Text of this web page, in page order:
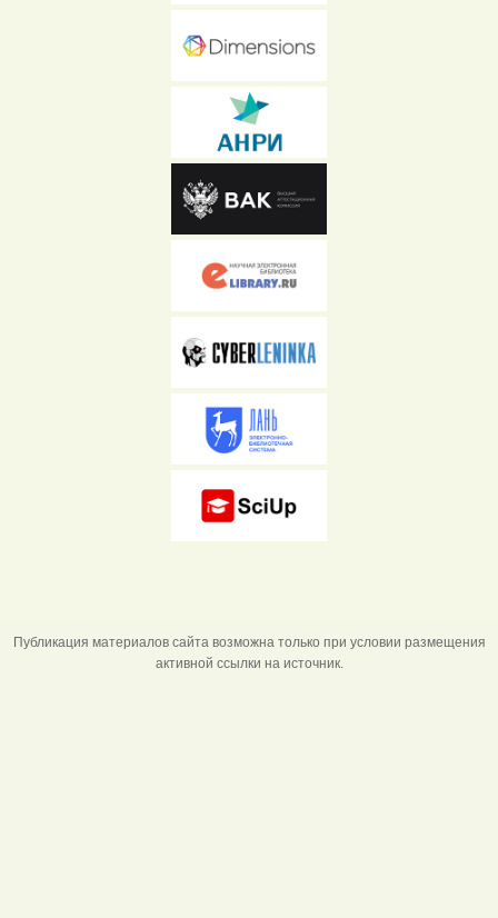
Публикация материалов сайта возможна только при условии размещения
активной ссылки на источник.